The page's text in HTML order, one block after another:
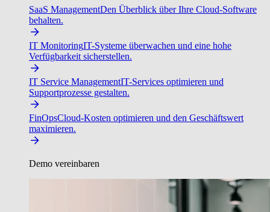
SaaS ManagementDen Überblick über Ihre Cloud-Software
behalten.
IT MonitoringIT-Systeme überwachen und eine hohe
Verfügbarkeit sicherstellen.
IT Service ManagementIT-Services optimieren und
Supportprozesse gestalten.
FinOpsCloud-Kosten optimieren und den Geschäftswert
maximieren.
Demo vereinbaren